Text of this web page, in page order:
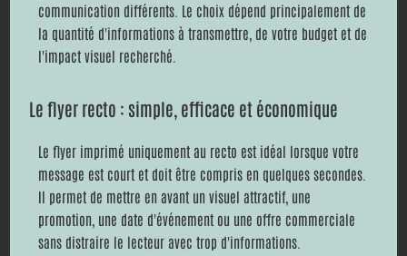
communication différents. Le choix dépend principalement de
la quantité d'informations à transmettre, de votre budget et de
l'impact visuel recherché.
Le flyer recto : simple, efficace et économique
Le flyer imprimé uniquement au recto est idéal lorsque votre
message est court et doit être compris en quelques secondes.
Il permet de mettre en avant un visuel attractif, une
promotion, une date d'événement ou une offre commerciale
sans distraire le lecteur avec trop d'informations.